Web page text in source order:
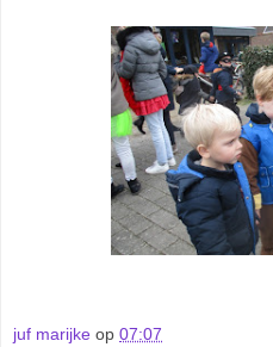
juf marijke op 07:07